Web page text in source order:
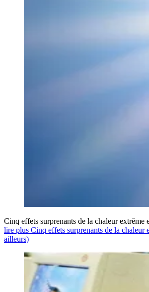
Cinq effets surprenants de la chaleur extrême
lire plus Cinq effets surprenants de la chaleur
ailleurs)